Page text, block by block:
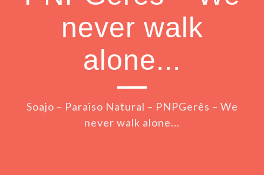
never walk
alone...
Soajo – Paraiso Natural – PNPGerês – We
never walk alone...